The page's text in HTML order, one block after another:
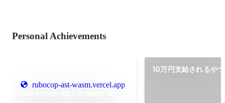
Personal Achievements
rubocop-ast-wasm.vercel.app
10万円支給されるやつ